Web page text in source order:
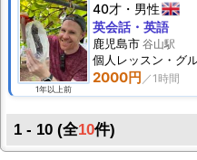
1年以上前
40才 男性
2000円
英会話・英語
鹿児島市 谷山駅
個人 レッスン ・グ
1 - 10 (全10件)